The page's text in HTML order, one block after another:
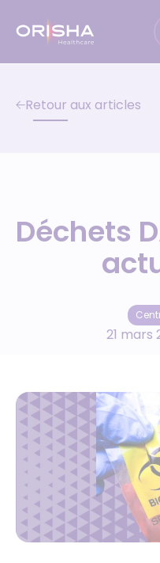
Retour aux articles
Déchets
21 mars